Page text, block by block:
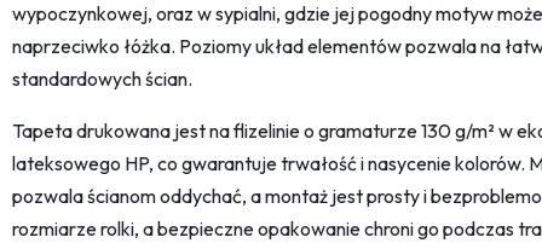
wypoczynkowej, oraz w sypialni, gdzie jej pogodny motyw
naprzeciwko łóżka. Poziomy układ elementów pozwala na
standardowych ścian.
Tapeta drukowana jest na flizelinie o gramaturze 130 g/m² w
lateksowego HP, co gwarantuje trwałość i nasycenie kolorów.
pozwala ścianom oddychać, a montaż jest prosty i
rozmiarze rolki, a bezpieczne opakowanie chroni go podczas